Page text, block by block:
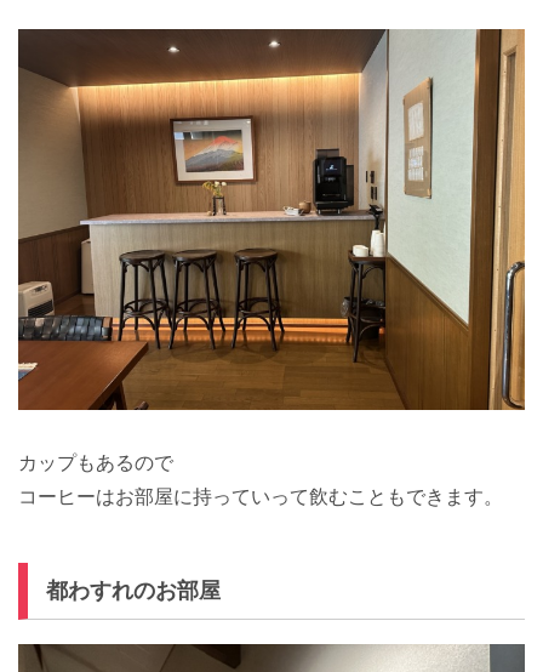
カップもあるので
コーヒーはお部屋に持っていって飲むこともできます。
都わすれのお部屋